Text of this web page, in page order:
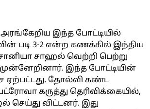
அரங்கேறிய இந்த போட்டியில்
படி 3-2 என்ற கணக்கில் இந்திய
சாஹல் வெற்றி பெற்று
முன்னேறினார். இந்த போட்டியின்
ஏற்பட்டது. தோல்வி கண்ட
கருத்து தெரிவிக்கையில்,
செய்து விட்டனர். இது